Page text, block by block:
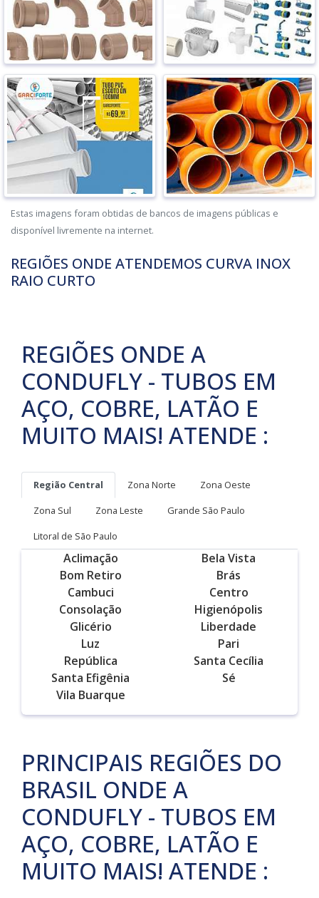
Estas imagens foram obtidas de bancos de imagens públicas e
disponível livremente na internet.
REGIÕES ONDE ATENDEMOS CURVA INOX
RAIO CURTO
REGIÕES ONDE A
CONDUFLY - TUBOS EM
AÇO, COBRE, LATÃO E
MUITO MAIS! ATENDE :
Região Central Zona Norte
Zona Oeste
Zona Sul
Zona Leste
Grande São Paulo
Litoral de São Paulo
Aclimação
Bela Vista
Bom Retiro
Brás
Cambuci
Centro
Consolação
Higienópolis
Glicério
Liberdade
Luz
Pari
República
Santa Cecília
Santa Efigênia
Sé
Vila Buarque
PRINCIPAIS REGIÕES DO
BRASIL ONDE A
CONDUFLY - TUBOS EM
AÇO, COBRE, LATÃO E
MUITO MAIS! ATENDE :